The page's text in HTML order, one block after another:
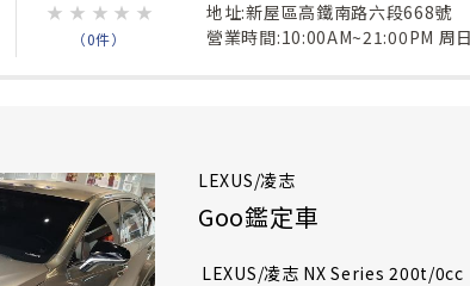
★ ★ ★ ★ ★
（0件）
地址:新屋區高鐵南路六段668號
營業時間:10:00AM~21:00PM 周
LEXUS/凌志
Goo鑑定車
LEXUS/凌志 NX Series 200t/0cc